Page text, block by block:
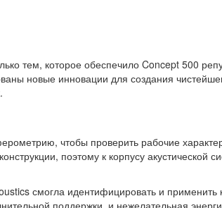
тем, которое обеспечило Concept 500
новые инновации для создания
чтобы проверить рабочие
поэтому к корпусу акустической
смогла идентифицировать и применить
поддержки, и нежелательная